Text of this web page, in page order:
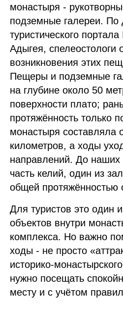
монастыря -
подземные галереи. По
туристического
Адыгея, спелеостологи
возникновения этих
Пещеры и подземные
на глубине около 50
поверхности плато;
протяжённость только
монастыря составляла
километров, а ходы
направлений. До наших
часть келий, один из
общей протяжённостью
Для туристов это один
объектов внутри
комплекса. Но важно
ходы - не просто
историко-
нужно посещать
месту и с учётом